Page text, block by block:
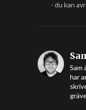
- du kan
Sam
har